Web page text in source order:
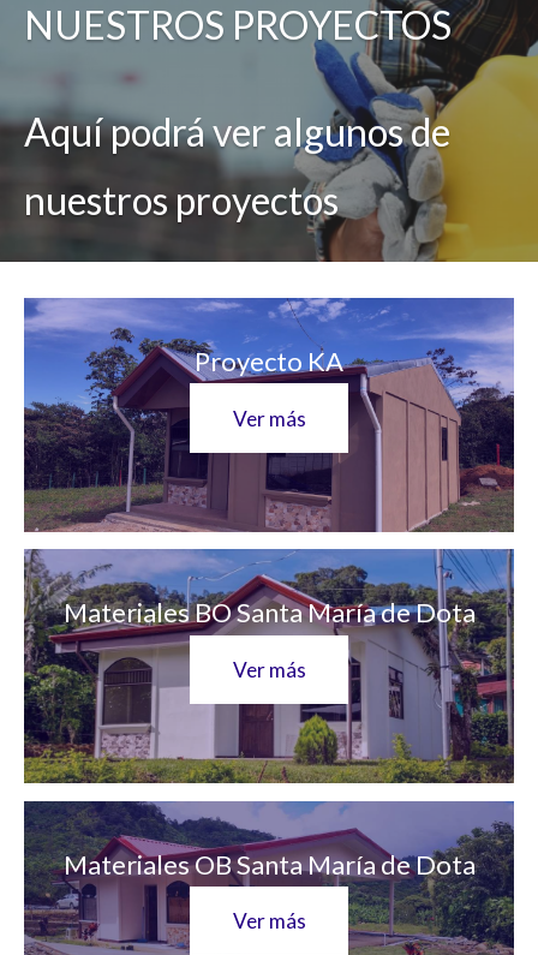
NUESTROS PROYECTOS
Aquí podrá ver algunos de
nuestros proyectos
Proyecto KA
Ver más
Materiales BO Santa María de Dota
Ver más
Materiales OB Santa María de Dota
Ver más